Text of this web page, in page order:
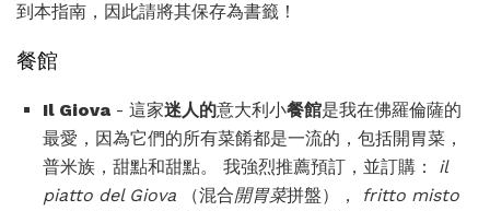
到本指南，因此請將其保存為書籤！
餐館
Il Giova- 這家迷人的意大利小餐館是我在佛羅倫薩的
最愛，因為它們的所有菜餚都是一流的，包括開胃菜，
普米族，甜點和甜點。 我強烈推薦預訂，並訂購： il
piatto del Giova （混合開胃菜拼盤），
fritto misto